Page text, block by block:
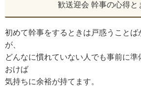
歓送迎会 幹事の心得と
初めて幹事をするときは戸惑うことば
が、
どんなに慣れていない人でも事前に準
おけば
気持ちに余裕が持てます。